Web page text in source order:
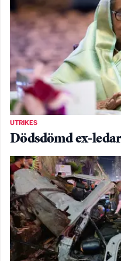
UTRIKES
Dödsdömd ex-